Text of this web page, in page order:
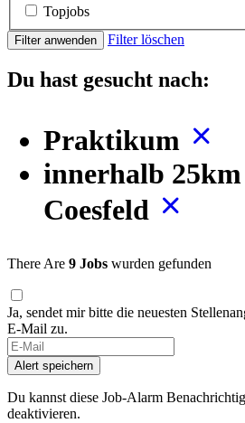
Topjobs
Filter anwenden Filter löschen
Du hast gesucht nach:
Praktikum
innerhalb
Coesfeld
There Are 9 Jobs wurden gefunden
Ja, sendet mir bitte die neuesten
E-Mail zu.
Alert speichern
Du kannst diese Job-Alarm
deaktivieren.